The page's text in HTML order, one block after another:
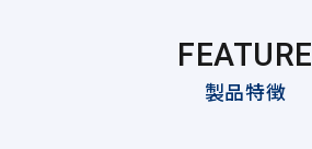
FEATURE
製品特徴